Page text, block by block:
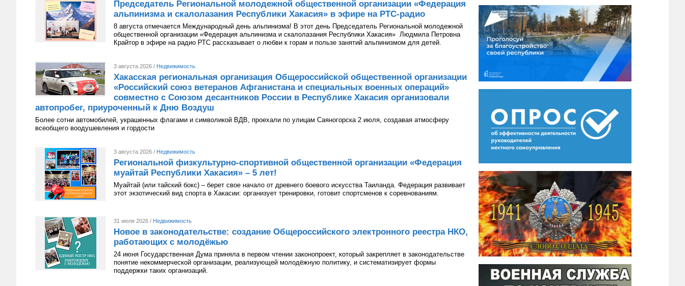
Председатель Региональной молодежной общественной организации «Федерация
альпинизма и скалолазания Республики Хакасия» в эфире на РТС-радио
8 августа отмечается Международный день альпинизма! В этот день Председатель Региональной молодежной
общественной организации «Федерация альпинизма и скалолазания Республики Хакасия» Людмила Петровна
Крайтор в эфире на радио РТС рассказывает о любви к горам и пользе занятий альпинизмом для детей.
3 августа 2026 / Недвижимость
Хакасская региональная организация Общероссийской общественной организации
«Российский союз ветеранов Афганистана и специальных военных операций»
совместно с Союзом десантников России в Республике Хакасия организовали
автопробег, приуроченный к Дню Воздуш
Более сотни автомобилей, украшенных флагами и символикой ВДВ, проехали по улицам Саяногорска 2 июля, создавая атмосферу
всеобщего воодушевления и гордости
3 августа 2026 / Недвижимость
Региональной физкультурно-спортивной общественной организации «Федерация
муайтай Республики Хакасия» – 5 лет!
Муайтай (или тайский бокс) – берет свое начало от древнего боевого искусства Таиланда. Федерация развивает
этот экзотический вид спорта в Хакасии: организует тренировки, готовит спортсменов к соревнованиям.
31 июля 2026 / Недвижимость
Новое в законодательстве: создание Общероссийского электронного реестра НКО,
работающих с молодёжью
24 июня Государственная Дума приняла в первом чтении законопроект, который закрепляет в законодательстве
понятие некоммерческой организации, реализующей молодёжную политику, и систематизирует формы
поддержки таких организаций.